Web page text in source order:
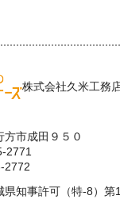
株式会社久米工務
市成田９５０
2771
2772
知事許可（特-8）第